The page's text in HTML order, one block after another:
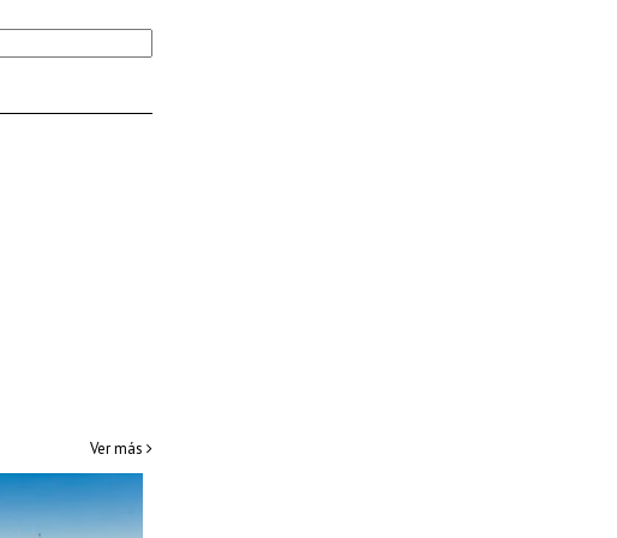
Ver más